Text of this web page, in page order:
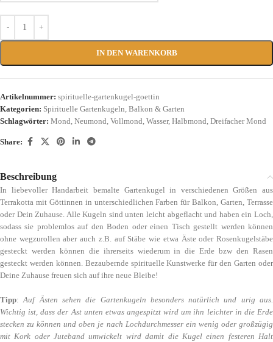
IN DEN WARENKORB
Artikelnummer: spirituelle-gartenkugel-goettin
Kategorien: Spirituelle Gartenkugeln, Balkon & Garten
Schlagwörter: Mond, Neumond, Vollmond, Wasser, Halbmond, Dreifacher Mond
Share:
Beschreibung
In liebevoller Handarbeit bemalte Gartenkugel in verschiedenen Größen aus
Terrakotta mit Göttinnen in unterschiedlichen Farben für Balkon, Garten, Terrasse
oder Dein Zuhause. Alle Kugeln sind unten leicht abgeflacht und haben ein Loch,
sodass sie problemlos auf den Boden oder einen Tisch gestellt werden können
ohne wegzurollen aber auch z.B. auf Stäbe wie etwa Äste oder Rosenkugelstäbe
gesteckt werden können die ihrerseits wiederum in die Erde bzw den Rasen
gesteckt werden können. Bezaubernde spirituelle Kunstwerke für den Garten oder
Deine Zuhause freuen sich auf ihre neue Bleibe!
Tipp:Auf Ästen sehen die Gartenkugeln besonders natürlich und urig aus.
Wichtig ist, dass der Ast unten etwas angespitzt wird um ihn leichter in die Erde
stecken zu können und oben je nach Lochdurchmesser ein wenig oder großzügig
mit Kork oder Juteband umwickelt wird damit die Kugel einen festeren Halt